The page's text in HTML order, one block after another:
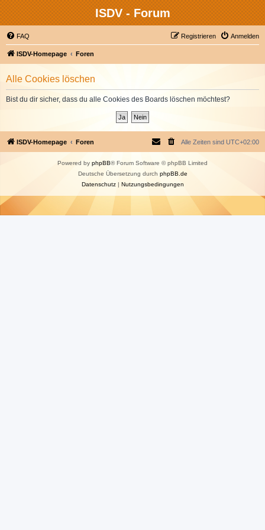
ISDV - Forum
FAQ Anmelden
Registrieren
ISDV-Homepage Foren
Alle Cookies löschen
Bist du dir sicher, dass du alle Cookies des Boards löschen möchtest?
ISDV-Homepage Foren Alle Zeiten sind UTC+02:00
Powered by phpBB® Forum Software © phpBB Limited
Deutsche Übersetzung durch phpBB.de
Datenschutz| Nutzungsbedingungen